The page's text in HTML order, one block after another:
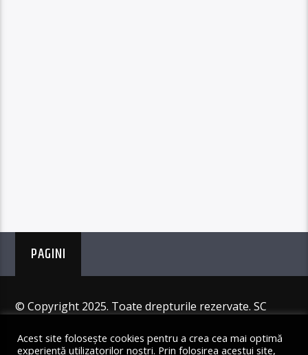
PAGINI
© Copyright 2025. Toate drepturile rezervate. SC
Acest site folosește cookies pentru a crea cea mai optimă
experiență utilizatorilor noștri. Prin folosirea acestui site,